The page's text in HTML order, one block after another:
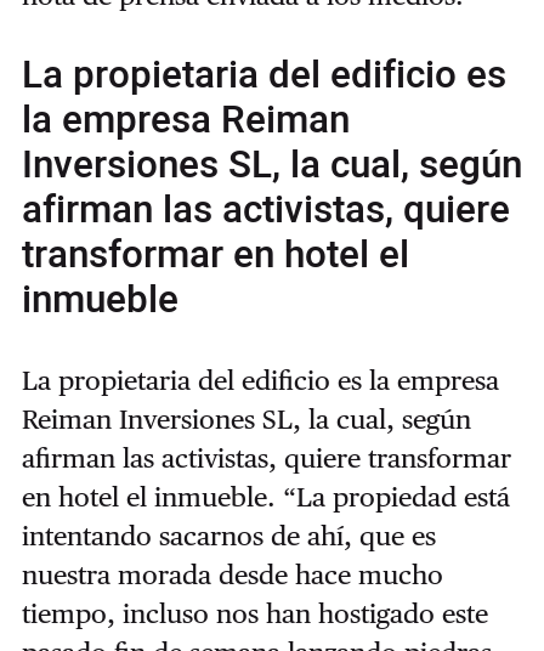
La propietaria del edificio es
la empresa Reiman
Inversiones SL, la cual, según
afirman las activistas, quiere
transformar en hotel el
inmueble
La propietaria del edificio es la empresa
Reiman Inversiones SL, la cual, según
afirman las activistas, quiere transformar
en hotel el inmueble. “La propiedad está
intentando sacarnos de ahí, que es
nuestra morada desde hace mucho
tiempo, incluso nos han hostigado este